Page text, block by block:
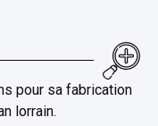
pour sa fabrication
lorrain.